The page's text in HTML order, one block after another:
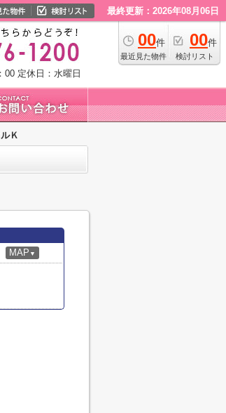
最終更新：2026年08月06日
00件
最近見た物件
00件
検討リスト
00 定休日：水曜日
Ｋ
MAP ▼